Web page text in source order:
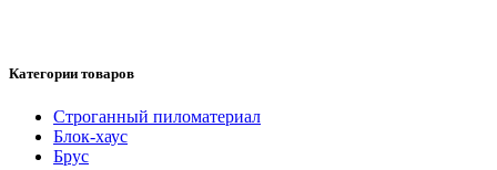
Категории товаров
Cтроганный пиломатериал
Блок-хаус
Брус